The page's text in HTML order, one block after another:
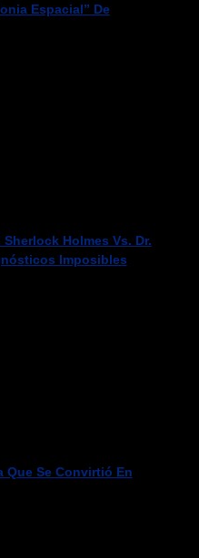
Espacial” De
Holmes Vs. Dr.
Imposibles
Que Se Convirtió En